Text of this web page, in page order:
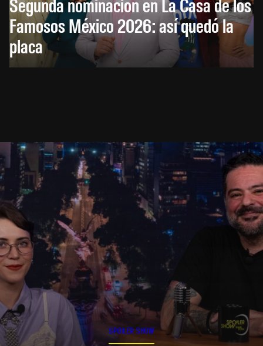
Famosos México 2026: así quedó la
placa
SPOILER SHOW